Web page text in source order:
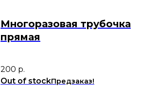
Многоразовая трубочка
прямая
200 р.
Out of stock